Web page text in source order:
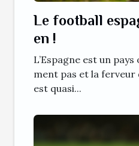
Le football
en !
L’Espagne est un
ment pas et la ferveur
est quasi...